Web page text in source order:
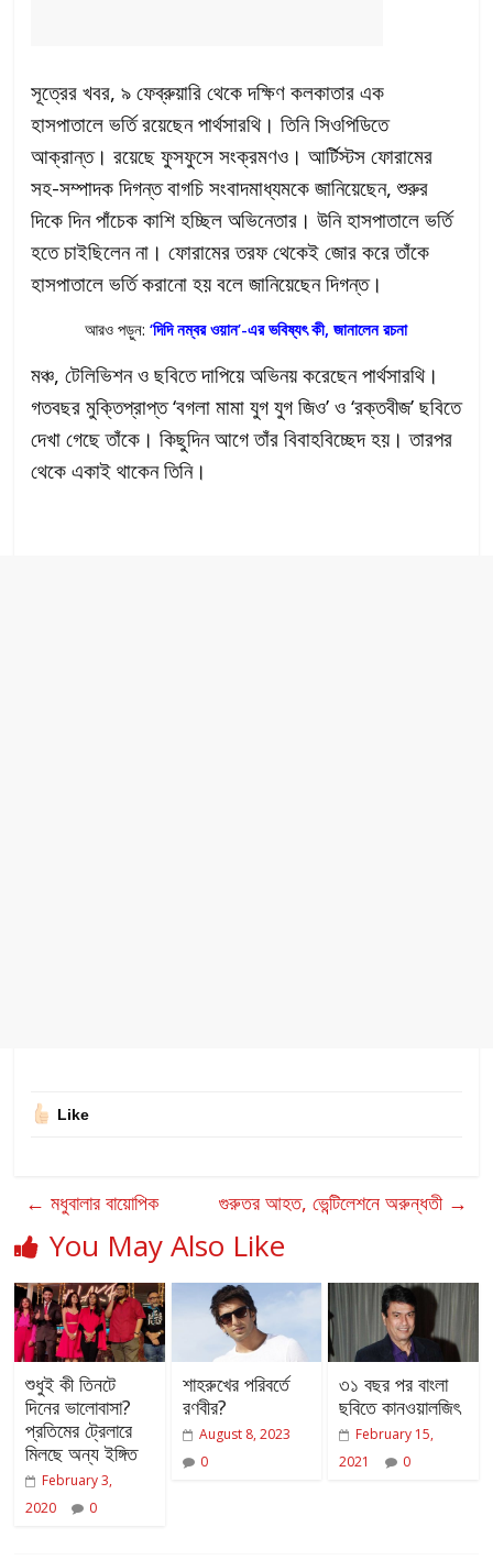
সূত্রের খবর, ৯ ফেব্রুয়ারি থেকে দক্ষিণ কলকাতার এক
হাসপাতালে ভর্তি রয়েছেন পার্থসারথি। তিনি সিওপিডিতে
আক্রান্ত। রয়েছে ফুসফুসে সংক্রমণও। আর্টিস্টস ফোরামের
সহ-সম্পাদক দিগন্ত বাগচি সংবাদমাধ্যমকে জানিয়েছেন, শুরুর
দিকে দিন পাঁচেক কাশি হচ্ছিল অভিনেতার। উনি হাসপাতালে ভর্তি
হতে চাইছিলেন না। ফোরামের তরফ থেকেই জোর করে তাঁকে
হাসপাতালে ভর্তি করানো হয় বলে জানিয়েছেন দিগন্ত।
আরও পড়ুন:‘দিদি নম্বর ওয়ান’-এর ভবিষ্যৎ কী, জানালেন রচনা
মঞ্চ, টেলিভিশন ও ছবিতে দাপিয়ে অভিনয় করেছেন পার্থসারথি।
গতবছর মুক্তিপ্রাপ্ত ‘বগলা মামা যুগ যুগ জিও’ ও ‘রক্তবীজ’ ছবিতে
দেখা গেছে তাঁকে। কিছুদিন আগে তাঁর বিবাহবিচ্ছেদ হয়। তারপর
থেকে একাই থাকেন তিনি।
Like
← মধুবালার বায়োপিক গুরুতর আহত, ভেন্টিলেশনে অরুন্ধতী →
You May Also Like
শুধুই কী তিনটে
দিনের ভালোবাসা?
প্রতিমের ট্রেলারে
মিলছে অন্য ইঙ্গিত
February 3,
2020
0
শাহরুখের পরিবর্তে
রণবীর?
August 8, 2023
0
৩১ বছর পর বাংলা
ছবিতে কানওয়ালজিৎ
February 15,
2021
0